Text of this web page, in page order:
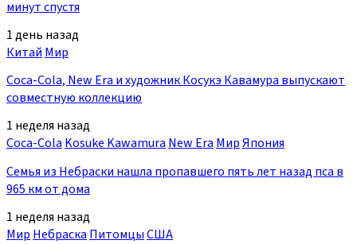
минут спустя
1 день назад
Китай Мир
Coca-Cola, New Era и художник Косукэ Кавамура выпускают
совместную коллекцию
1 неделя назад
Coca-Cola Kosuke Kawamura New Era МирЯпония
Семья из Небраски нашла пропавшего пять лет назад пса в
965 км от дома
1 неделя назад
Мир Небраска ПитомцыСША